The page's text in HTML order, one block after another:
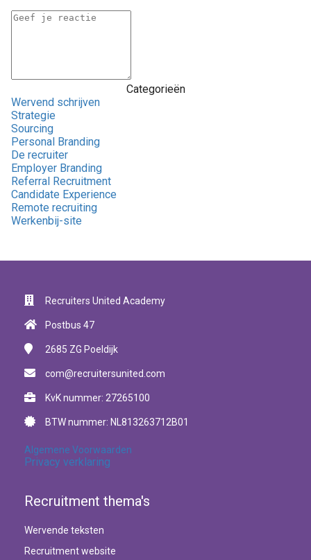
Categorieën
Wervend schrijven
Strategie
Sourcing
Personal Branding
De recruiter
Employer Branding
Referral Recruitment
Candidate Experience
Remote recruiting
Werkenbij-site
Recruiters United Academy
Postbus 47
2685 ZG Poeldijk
com@recruitersunited.com
KvK nummer: 27265100
BTW nummer: NL813263712B01
Algemene Voorwaarden
Privacy verklaring
Recruitment thema's
Wervende teksten
Recruitment website